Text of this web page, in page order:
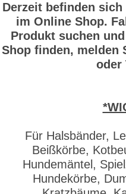
Derzeit befinden
im Online Shop.
Produkt suchen
Shop finden, melden
oder
Für Halsbänder,
Beißkörbe,
Hundemäntel,
Hundekörbe,